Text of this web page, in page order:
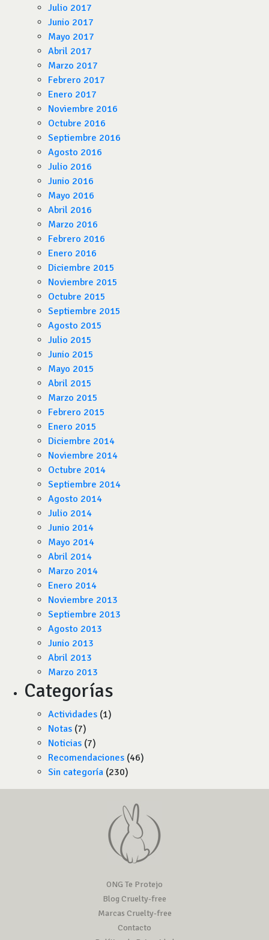
Julio 2017
Junio 2017
Mayo 2017
Abril 2017
Marzo 2017
Febrero 2017
Enero 2017
Noviembre 2016
Octubre 2016
Septiembre 2016
Agosto 2016
Julio 2016
Junio 2016
Mayo 2016
Abril 2016
Marzo 2016
Febrero 2016
Enero 2016
Diciembre 2015
Noviembre 2015
Octubre 2015
Septiembre 2015
Agosto 2015
Julio 2015
Junio 2015
Mayo 2015
Abril 2015
Marzo 2015
Febrero 2015
Enero 2015
Diciembre 2014
Noviembre 2014
Octubre 2014
Septiembre 2014
Agosto 2014
Julio 2014
Junio 2014
Mayo 2014
Abril 2014
Marzo 2014
Enero 2014
Noviembre 2013
Septiembre 2013
Agosto 2013
Junio 2013
Abril 2013
Marzo 2013
Categorías
Actividades (1)
Notas (7)
Noticias (7)
Recomendaciones (46)
Sin categoría (230)
ONG Te Protejo
Blog Cruelty-free
Marcas Cruelty-free
Contacto